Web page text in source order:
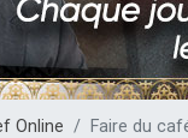
2 personnes
2
Online Faire du